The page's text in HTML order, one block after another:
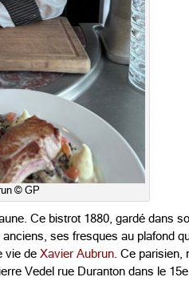
© GP
Ce bistrot 1880, gardé dans
ses fresques au plafond
vie de Xavier Aubrun . Ce
Vedel rue Duranton dans le